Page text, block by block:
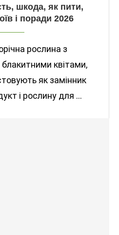
шкода, як пити,
і поради 2026
рослина з
квітами,
як замінник
і рослину для …